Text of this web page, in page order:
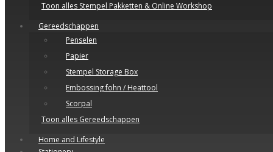
Toon alles Stempel Pakketten & Online Workshop
Gereedschappen
Penselen
Papier
Stempel Storage Box
Embossing fohn / Heattool
Scorpal
Toon alles Gereedschappen
Home and Lifestyle